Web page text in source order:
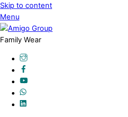
Skip to content
Menu
Family Wear